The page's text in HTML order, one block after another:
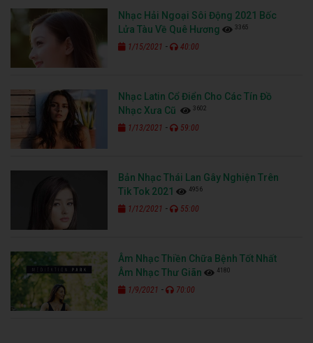
Nhạc Hải Ngoại Sôi Động 2021 Bốc
Lửa Tàu Về Quê Hương
3365
1/15/2021 - 40:00
Nhạc Latin Cổ Điển Cho Các Tín Đồ
Nhạc Xưa Cũ
3602
1/13/2021 - 59:00
Bản Nhạc Thái Lan Gây Nghiện Trên
Tik Tok 2021
4956
1/12/2021 - 55:00
Âm Nhạc Thiền Chữa Bệnh Tốt Nhất
Âm Nhạc Thư Giãn
4180
1/9/2021 - 70:00